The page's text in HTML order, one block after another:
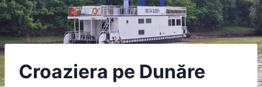
Croaziera pe Dunăre